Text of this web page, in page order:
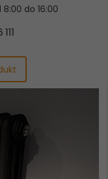
do 16:00